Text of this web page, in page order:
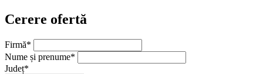
fost:
6.379,00 €.
Cerere ofertă
Firmă*
Nume și prenume*
Județ*